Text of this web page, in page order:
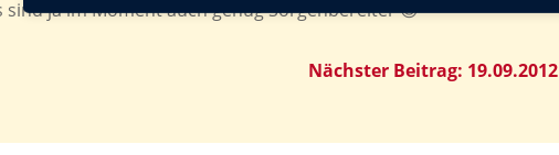
ja im Moment auch genug Sorgenbereiter 😉
Nächster Beitrag: 19.09.2012